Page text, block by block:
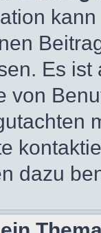
Es
von
dazu